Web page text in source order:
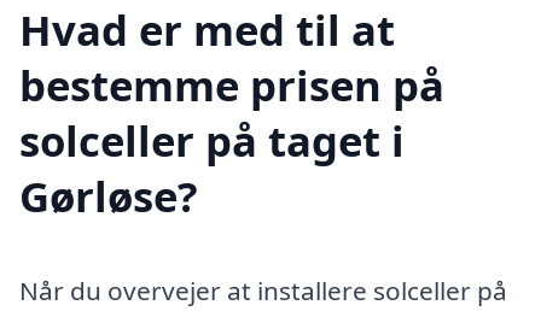
Hvad er med til at
bestemme prisen på
solceller på taget i
Gørløse?
Når du overvejer at installere solceller på